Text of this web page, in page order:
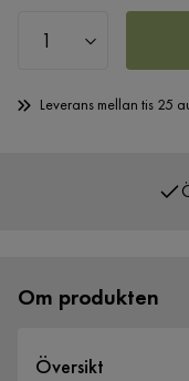
Leverans mellan tis 25
Om produkten
Översikt